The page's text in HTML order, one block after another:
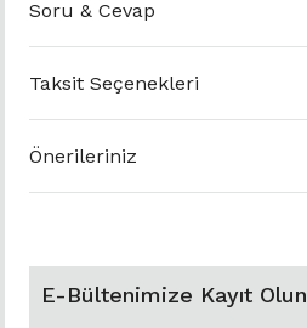
Soru & Cevap
Taksit Seçenekleri
Önerileriniz
E-Bültenimize Kayıt Olun